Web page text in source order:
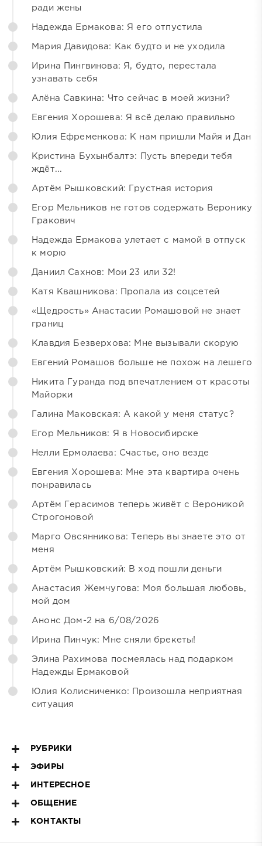
ради жены
Надежда Ермакова: Я его отпустила
Мария Давидова: Как будто и не уходила
Ирина Пингвинова: Я, будто, перестала
узнавать себя
Алёна Савкина: Что сейчас в моей жизни?
Евгения Хорошева: Я всё делаю правильно
Юлия Ефременкова: К нам пришли Майя и Дан
Кристина Бухынбалтэ: Пусть впереди тебя
ждёт...
Артём Рышковский: Грустная история
Егор Мельников не готов содержать Веронику
Гракович
Надежда Ермакова улетает с мамой в отпуск
к морю
Даниил Сахнов: Мои 23 или 32!
Катя Квашникова: Пропала из соцсетей
«Щедрость» Анастасии Ромашовой не знает
границ
Клавдия Безверхова: Мне вызывали скорую
Евгений Ромашов больше не похож на лешего
Никита Гуранда под впечатлением от красоты
Майорки
Галина Маковская: А какой у меня статус?
Егор Мельников: Я в Новосибирске
Нелли Ермолаева: Счастье, оно везде
Евгения Хорошева: Мне эта квартира очень
понравилась
Артём Герасимов теперь живёт с Вероникой
Строгоновой
Марго Овсянникова: Теперь вы знаете это от
меня
Артём Рышковский: В ход пошли деньги
Анастасия Жемчугова: Моя большая любовь,
мой дом
Анонс Дом-2 на 6/08/2026
Ирина Пинчук: Мне сняли брекеты!
Элина Рахимова посмеялась над подарком
Надежды Ермаковой
Юлия Колисниченко: Произошла неприятная
ситуация
РУБРИКИ
ЭФИРЫ
ИНТЕРЕСНОЕ
ОБЩЕНИЕ
КОНТАКТЫ